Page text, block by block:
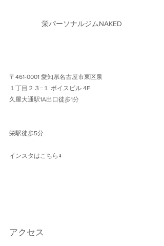
栄パーソナルジムNAKED
〒461-0001 愛知県名古屋市東区泉
１丁目２３−１ ボイスビル 4F
久屋大通駅1A出口徒歩1分
栄駅徒歩5分
インスタはこちら↓
アクセス